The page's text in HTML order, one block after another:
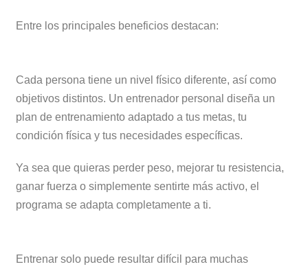
Entre los principales beneficios destacan:
Cada persona tiene un nivel físico diferente, así como
objetivos distintos. Un entrenador personal diseña un
plan de entrenamiento adaptado a tus metas, tu
condición física y tus necesidades específicas.
Ya sea que quieras perder peso, mejorar tu resistencia,
ganar fuerza o simplemente sentirte más activo, el
programa se adapta completamente a ti.
Entrenar solo puede resultar difícil para muchas